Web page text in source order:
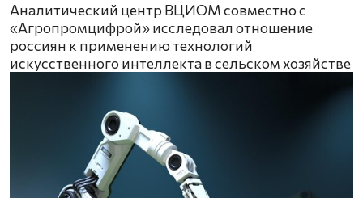
Аналитический центр ВЦИОМ совместно с
«Агропромцифрой» исследовал отношение
россиян к применению технологий
искусственного интеллекта в сельском хозяйстве